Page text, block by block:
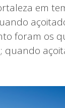
em
foram os
quando